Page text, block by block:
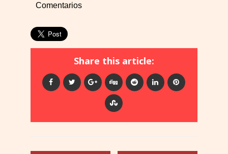
Comentarios
Share this article: